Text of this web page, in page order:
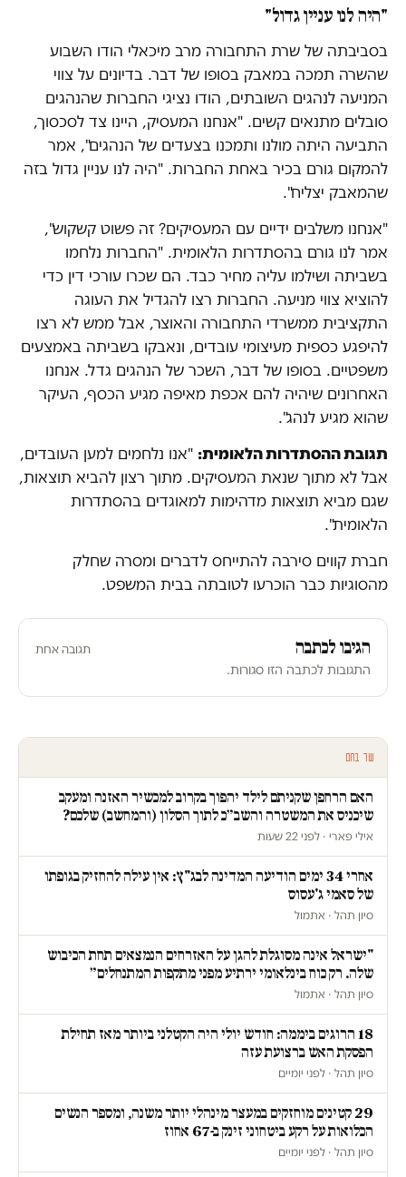
"היה לנו עניין גדול"
בסביבתה של שרת התחבורה מרב מיכאלי הודו השבוע
שהשרה תמכה במאבק בסופו של דבר. בדיונים על צווי
המניעה לנהגים השובתים, הודו נציגי החברות שהנהגים
סובלים מתנאים קשים. "אנחנו המעסיק, היינו צד לסכסוך,
התביעה היתה מולנו ותמכנו בצעדים של הנהגים", אמר
להמקום גורם בכיר באחת החברות. "היה לנו עניין גדול בזה
שהמאבק יצליח".
"אנחנו משלבים ידיים עם המעסיקים? זה פשוט קשקוש",
אמר לנו גורם בהסתדרות הלאומית. "החברות נלחמו
בשביתה ושילמו עליה מחיר כבד. הם שכרו עורכי דין כדי
להוציא צווי מניעה. החברות רצו להגדיל את העוגה
התקציבית ממשרדי התחבורה והאוצר, אבל ממש לא רצו
להיפגע כספית מעיצומי עובדים, ונאבקו בשביתה באמצעים
משפטיים. בסופו של דבר, השכר של הנהגים גדל. אנחנו
האחרונים שיהיה להם אכפת מאיפה מגיע הכסף, העיקר
שהוא מגיע לנהג".
תגובת ההסתדרות הלאומית: "אנו נלחמים למען העובדים,
אבל לא מתוך שנאת המעסיקים. מתוך רצון להביא תוצאות,
שגם מביא תוצאות מדהימות למאוגדים בהסתדרות
הלאומית".
חברת קווים סירבה להתייחס לדברים ומסרה שחלק
מהסוגיות כבר הוכרעו לטובתה בבית המשפט.
הגיבו לכתבה תגובה אחת
התגובות לכתבה הזו סגורות.
עוד בחם
האם הרחפן שקניתם לילד יהפוך בקרוב למכשיר האזנה ומעקב
שיכניס את המשטרה והשב״כ לתוך הסלון (והמחשב) שלכם?
אילי פארי · לפני 22 שעות
אחרי 34 ימים הודיעה המדינה לבג"ץ: אין עילה להחזיק בגופתו
של סאמי ג'עסוס
סיון תהל · אתמול
"ישראל אינה מסוגלת להגן על האזרחים הנמצאים תחת הכיבוש
שלה. רק כוח בינלאומי ירתיע מפני מתקפות המתנחלים״
סיון תהל · אתמול
18 הרוגים ביממה: חודש יולי היה הקטלני ביותר מאז תחילת
הפסקת האש ברצועת עזה
סיון תהל · לפני יומיים
29 קטינים מוחזקים במעצר מינהלי יותר משנה, ומספר הנשים
הכלואות על רקע ביטחוני זינק ב-67 אחוז
סיון תהל · לפני יומיים